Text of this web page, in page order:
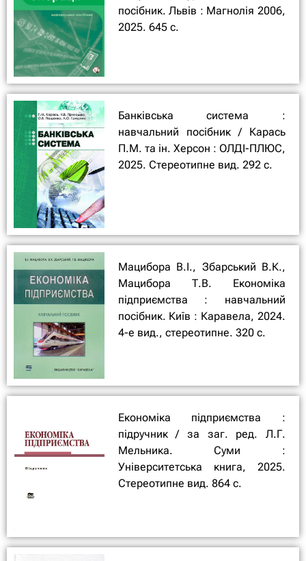
посібник. Львів : Магнолія 2006,
2025. 645 с.
Банківська система :
навчальний посібник / Карась
П.М. та ін. Херсон : ОЛДІ-ПЛЮС,
2025. Стереотипне вид. 292 с.
Мацибора В.І., Збарський В.К.,
Мацибора Т.В. Економіка
підприємства : навчальний
посібник. Київ : Каравела, 2024.
4-е вид., стереотипне. 320 с.
Економіка підприємства :
підручник / за заг. ред. Л.Г.
Мельника. Суми :
Університетська книга, 2025.
Стереотипне вид. 864 с.